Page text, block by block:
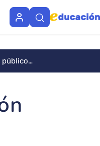
públicos